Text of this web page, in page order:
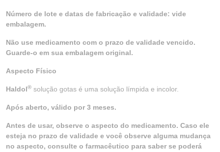
Número de lote e datas de fabricação e validade: vide
embalagem.
Não use medicamento com o prazo de validade vencido.
Guarde-o em sua embalagem original.
Aspecto Físico
Haldol® solução gotas é uma solução límpida e incolor.
Após aberto, válido por 3 meses.
Antes de usar, observe o aspecto do medicamento. Caso ele
esteja no prazo de validade e você observe alguma mudança
no aspecto, consulte o farmacêutico para saber se poderá